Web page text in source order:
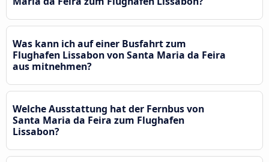
Was kann ich auf einer Busfahrt zum
Flughafen Lissabon von Santa Maria da Feira
aus mitnehmen?
Welche Ausstattung hat der Fernbus von
Santa Maria da Feira zum Flughafen
Lissabon?